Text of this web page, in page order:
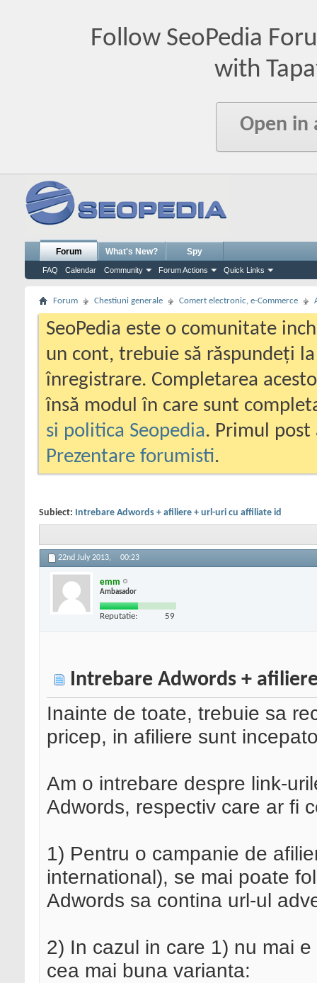
Follow SeoPedia
with
Open in
Forum
FAQ Calendar Community Forum Actions Quick Links
What's New? Spy
Forum Chestiuni generale Comert electronic, e-Commerce
SeoPedia este o comunitate
un cont, trebuie să răspundeți
înregistrare. Completarea
însă modul în care sunt
si politica Seopedia. Primul
Prezentare forumisti.
Subiect: Intrebare Adwords + afiliere + url-uri cu affiliate id
22nd July 2013, 00:23
emm
Ambasador
Reputatie: 59
Intrebare Adwords +
Inainte de toate, trebuie sa
pricep, in afiliere sunt
Am o intrebare despre link-
Adwords, respectiv care ar fi
1) Pentru o campanie de
international), se mai poate
Adwords sa contina url-ul
2) In cazul in care 1) nu mai
cea mai buna varianta: